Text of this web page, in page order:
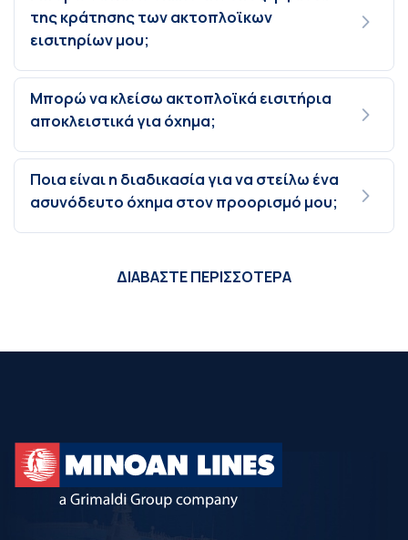
της κράτησης των ακτοπλοϊκων
εισιτηρίων μου;
Μπορώ να κλείσω ακτοπλοϊκά εισιτήρια
αποκλειστικά για όχημα;
Ποια είναι η διαδικασία για να στείλω ένα
ασυνόδευτο όχημα στον προορισμό μου;
ΔΙΑΒΑΣΤΕ ΠΕΡΙΣΣΟΤΕΡΑ